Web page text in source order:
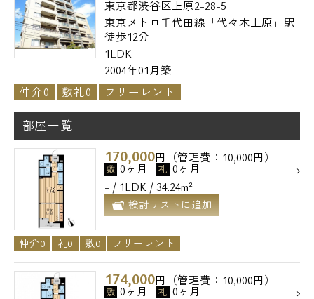
東京都渋谷区上原2-28-5
東京メトロ千代田線「代々木上原」駅
徒歩12分
1LDK
2004年01月築
仲介0
敷礼0 フリーレント
部屋一覧
170,000円（管理費：10,000円）
敷 0ヶ月 礼 0ヶ月
- / 1LDK / 34.24m²
検討リストに追加
仲介0 礼0 敷0 フリーレント
174,000円（管理費：10,000円）
敷 0ヶ月 礼 0ヶ月